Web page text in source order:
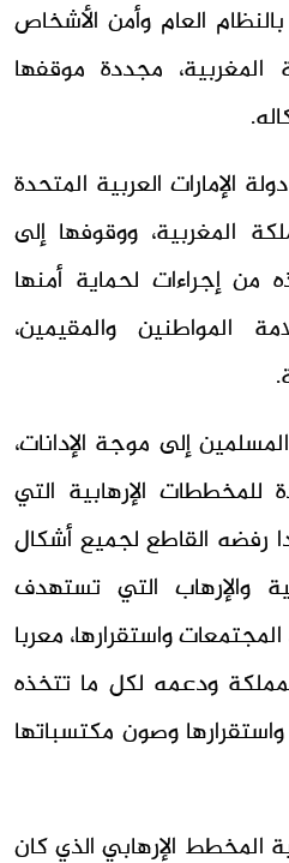
العام وأمن الأشخاص
المغربية، مجددة موقفها
الإمارات العربية المتحدة
المغربية، ووقوفها إلى
إجراءات لحماية أمنها
المواطنين والمقيمين،
إلى موجة الإدانات،
للمخططات الإرهابية التي
رفضه القاطع لجميع أشكال
والإرهاب التي تستهدف
واستقرارها، معربا
ودعمه لكل ما تتخذه
وصون مكتسباتها
المخطط الإرهابي الذي كان